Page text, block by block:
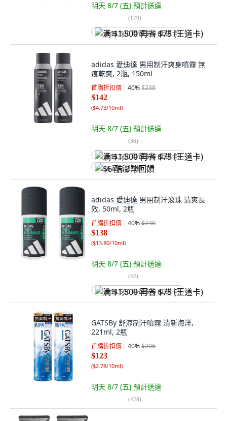
明天 8/7 (五) 預計送達
(179)
满 $1,500 再省 $75 (王道卡)
adidas 愛迪達 男用制汗爽身噴霧 無
痕乾爽, 2瓶, 150ml
首購折扣價 40%$238
$142
($4.73/10ml)
明天 8/7 (五) 預計送達
(36)
满 $1,500 再省 $75 (王道卡)
$6 酷澎幣回饋
adidas 愛迪達 男用制汗滾珠 清爽長
效, 50ml, 2瓶
首購折扣價 40%$230
$138
($13.80/10ml)
明天 8/7 (五) 預計送達
(42)
满 $1,500 再省 $75 (王道卡)
GATSBy 舒涼制汗噴霧 清新海洋,
221ml, 2瓶
首購折扣價 40%$206
$123
($2.78/10ml)
明天 8/7 (五) 預計送達
(428)